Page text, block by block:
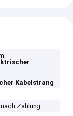
,
Kabelstrang
Zahlung